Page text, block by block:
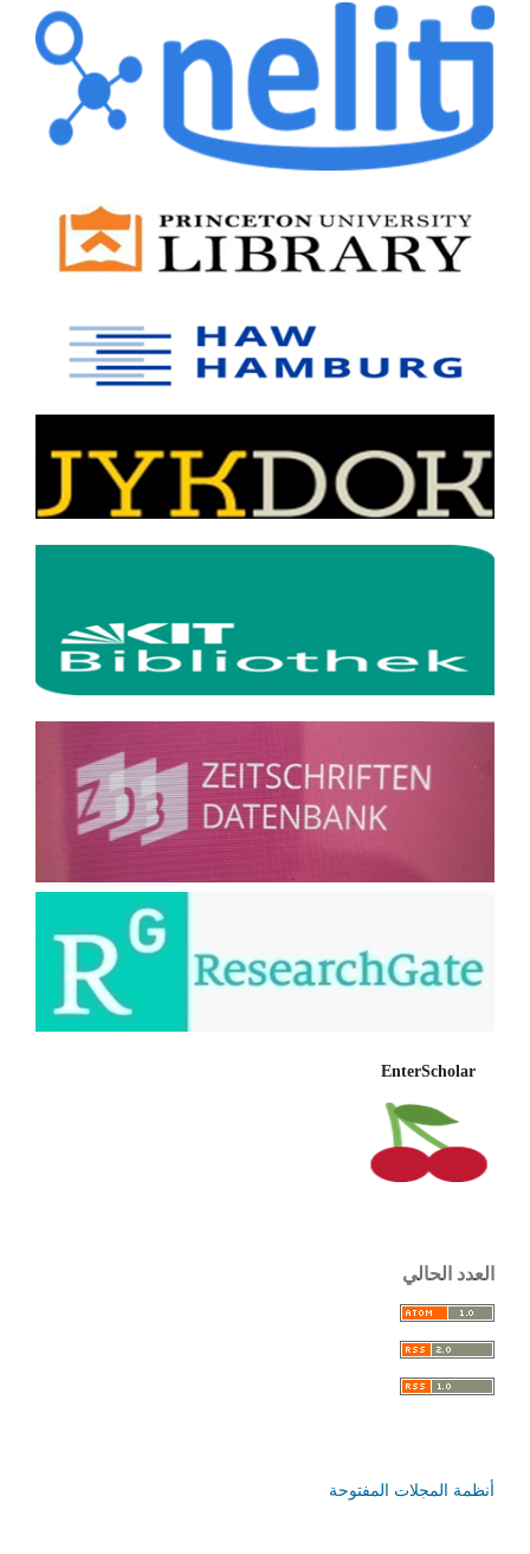
العدد الحالي
أنظمة المجلات المفتوحة